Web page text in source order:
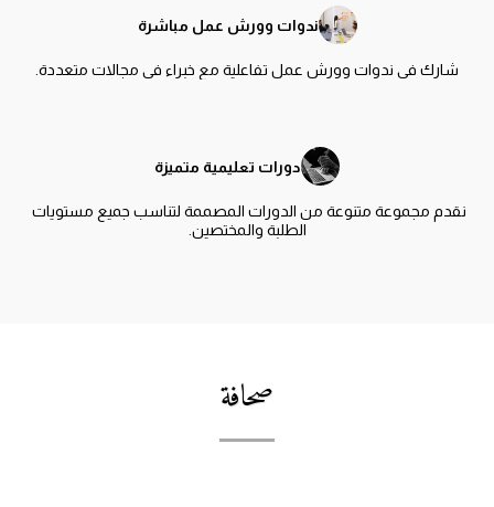
ندوات وورش عمل مباشرة
شارك في ندوات وورش عمل تفاعلية مع خبراء في مجالات متعددة.
دورات تعليمية متميزة
الطلبة والمختصين.
صحافة